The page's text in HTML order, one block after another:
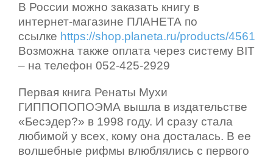
В России можно заказать книгу в
интернет-магазине ПЛАНЕТА по
ссылке https://shop.planeta.ru/products/4561
Возможна также оплата через систему BIT
– на телефон 052-425-2929
Первая книга Ренаты Мухи
ГИППОПОПОЭМА вышла в издательстве
«Бесэдер?» в 1998 году. И сразу стала
любимой у всех, кому она досталась. В ее
волшебные рифмы влюблялись с первого